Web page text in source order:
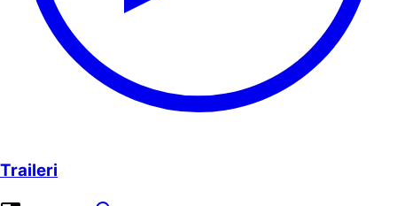
Traileri